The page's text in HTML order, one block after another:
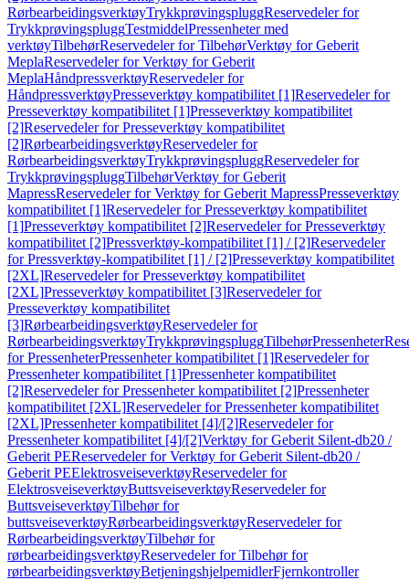
RørbearbeidingsverktøyTrykkprøvingspluggReservedeler for
TrykkprøvingspluggTestmiddelPressenheter med
verktøyTilbehørReservedeler for TilbehørVerktøy for Geberit
MeplaReservedeler for Verktøy for Geberit
MeplaHåndpressverktøyReservedeler for
HåndpressverktøyPresseverktøy kompatibilitet [1]Reservedeler for
Presseverktøy kompatibilitet [1]Presseverktøy kompatibilitet
[2]Reservedeler for Presseverktøy kompatibilitet
[2]RørbearbeidingsverktøyReservedeler for
RørbearbeidingsverktøyTrykkprøvingspluggReservedeler for
TrykkprøvingspluggTilbehørVerktøy for Geberit
MapressReservedeler for Verktøy for Geberit MapressPresseverktøy
kompatibilitet [1]Reservedeler for Presseverktøy kompatibilitet
[1]Presseverktøy kompatibilitet [2]Reservedeler for Presseverktøy
kompatibilitet [2]Pressverktøy-kompatibilitet [1] / [2]Reservedeler
for Pressverktøy-kompatibilitet [1] / [2]Presseverktøy kompatibilitet
[2XL]Reservedeler for Presseverktøy kompatibilitet
[2XL]Presseverktøy kompatibilitet [3]Reservedeler for
Presseverktøy kompatibilitet
[3]RørbearbeidingsverktøyReservedeler for
RørbearbeidingsverktøyTrykkprøvingspluggTilbehørPressenheter
for PressenheterPressenheter kompatibilitet [1]Reservedeler for
Pressenheter kompatibilitet [1]Pressenheter kompatibilitet
[2]Reservedeler for Pressenheter kompatibilitet [2]Pressenheter
kompatibilitet [2XL]Reservedeler for Pressenheter kompatibilitet
[2XL]Pressenheter kompatibilitet [4]/[2]Reservedeler for
Pressenheter kompatibilitet [4]/[2]Verktøy for Geberit Silent-db20 /
Geberit PEReservedeler for Verktøy for Geberit Silent-db20 /
Geberit PEElektrosveiseverktøyReservedeler for
ElektrosveiseverktøyButtsveiseverktøyReservedeler for
ButtsveiseverktøyTilbehør for
buttsveiseverktøyRørbearbeidingsverktøyReservedeler for
RørbearbeidingsverktøyTilbehør for
rørbearbeidingsverktøyReservedeler for Tilbehør for
rørbearbeidingsverktøyBetjeningshjelpemidlerFjernkontroller